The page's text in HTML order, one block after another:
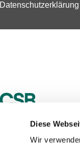
Diese
Wir
Datenschutzerklärung